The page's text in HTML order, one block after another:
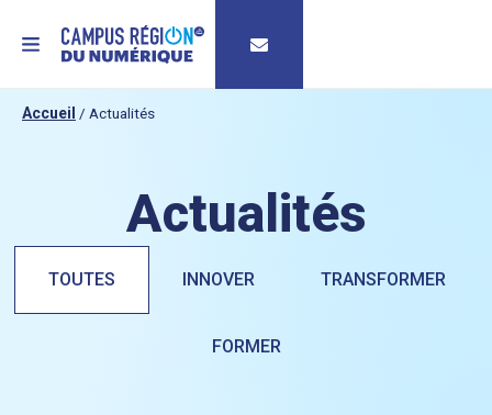
MENU
Accueil / Actualités
Actualités
TOUTES INNOVER TRANSFORMER
FORMER